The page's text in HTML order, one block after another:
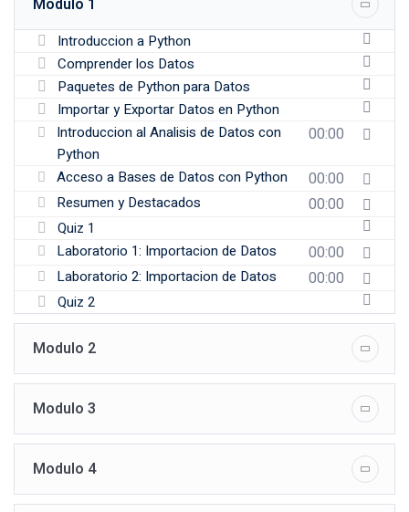
Modulo 1
Introduccion a Python
Comprender los Datos
Paquetes de Python para Datos
Importar y Exportar Datos en Python
Introduccion al Analisis de Datos con
Python
00:00
Acceso a Bases de Datos con Python 00:00
Resumen y Destacados 00:00
Quiz 1
Laboratorio 1: Importacion de Datos
00:00
Laboratorio 2: Importacion de Datos 00:00
Quiz 2
Modulo 2
Modulo 3
Modulo 4